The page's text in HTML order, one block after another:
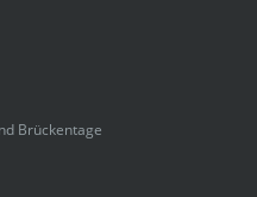
Brückentage